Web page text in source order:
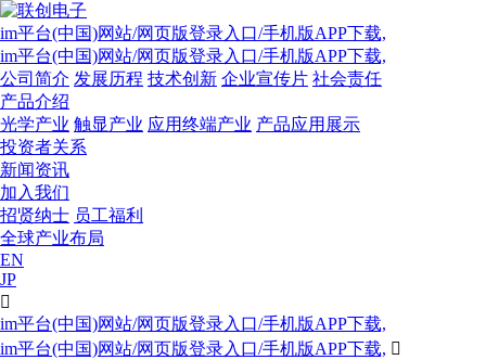
im平台(中国)网站/网页版登录入口/手机版APP下载,
im平台(中国)网站/网页版登录入口/手机版APP下载,
公司简介 发展历程 技术创新 企业宣传片 社会责任
产品介绍
光学产业 触显产业 应用终端产业 产品应用展示
投资者关系
新闻资讯
加入我们
招贤纳士 员工福利
全球产业布局
EN
JP

im平台(中国)网站/网页版登录入口/手机版APP下载,
im平台(中国)网站/网页版登录入口/手机版APP下载, 